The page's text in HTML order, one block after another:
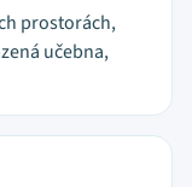
prostorách,
učebna,